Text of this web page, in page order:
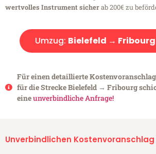
wertvolles Instrument sicherab 200€ zu
Umzug: Bielefeld → Fribourg
Für einen detaillierte
für die Strecke Bielefeld → Fribourg
eineunverbindliche Anfrage!
Unverbindlichen